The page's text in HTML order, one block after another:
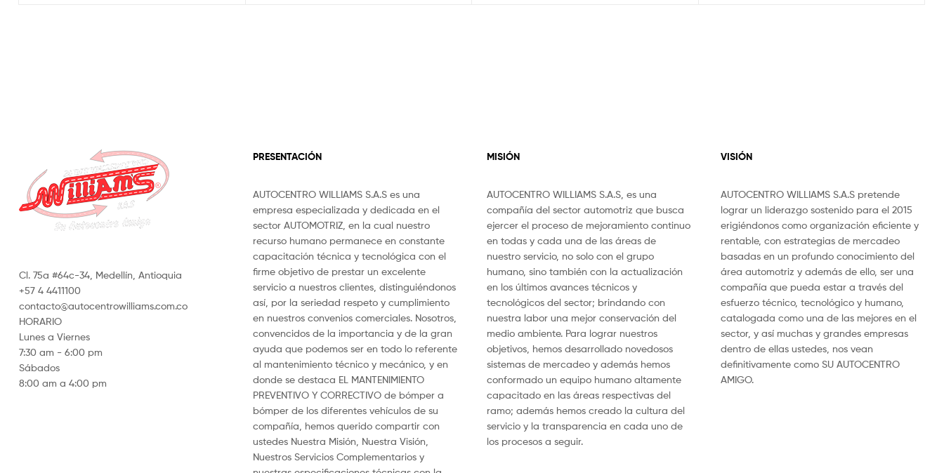
Cl. 75a #64c-34, Medellín, Antioquia
+57 4 4411100
contacto@autocentrowilliams.com.co
HORARIO
Lunes a Viernes
7:30 am - 6:00 pm
Sábados
8:00 am a 4:00 pm
PRESENTACIÓN
AUTOCENTRO WILLIAMS S.A.S es una
empresa especializada y dedicada en el
sector AUTOMOTRIZ, en la cual nuestro
recurso humano permanece en constante
capacitación técnica y tecnológica con el
firme objetivo de prestar un excelente
servicio a nuestros clientes, distinguiéndonos
así, por la seriedad respeto y cumplimiento
en nuestros convenios comerciales. Nosotros,
convencidos de la importancia y de la gran
ayuda que podemos ser en todo lo referente
al mantenimiento técnico y mecánico, y en
donde se destaca EL MANTENIMIENTO
PREVENTIVO Y CORRECTIVO de bómper a
bómper de los diferentes vehículos de su
compañía, hemos querido compartir con
ustedes Nuestra Misión, Nuestra Visión,
Nuestros Servicios Complementarios y
MISIÓN
AUTOCENTRO WILLIAMS S.A.S, es una
compañía del sector automotriz que busca
ejercer el proceso de mejoramiento continuo
en todas y cada una de las áreas de
nuestro servicio, no solo con el grupo
humano, sino también con la actualización
en los últimos avances técnicos y
tecnológicos del sector; brindando con
nuestra labor una mejor conservación del
medio ambiente. Para lograr nuestros
objetivos, hemos desarrollado novedosos
sistemas de mercadeo y además hemos
conformado un equipo humano altamente
capacitado en las áreas respectivas del
ramo; además hemos creado la cultura del
servicio y la transparencia en cada uno de
los procesos a seguir.
VISIÓN
AUTOCENTRO WILLIAMS S.A.S pretende
lograr un liderazgo sostenido para el 2015
erigiéndonos como organización eficiente y
rentable, con estrategias de mercadeo
basadas en un profundo conocimiento del
área automotriz y además de ello, ser una
compañía que pueda estar a través del
esfuerzo técnico, tecnológico y humano,
catalogada como una de las mejores en el
sector, y así muchas y grandes empresas
dentro de ellas ustedes, nos vean
definitivamente como SU AUTOCENTRO
AMIGO.